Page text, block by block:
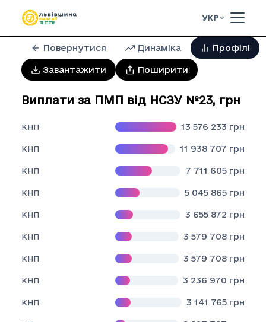
УКР
Повернутися Динаміка Профілі
Завантажити Поширити
Виплати за ПМП від НСЗУ №23, грн
КНП 13 576 233 грн
КНП 11 938 707 грн
КНП 7 711 605 грн
КНП 5 045 865 грн
КНП 3 655 872 грн
КНП 3 579 708 грн
КНП 3 579 708 грн
КНП 3 236 970 грн
КНП 3 141 765 грн